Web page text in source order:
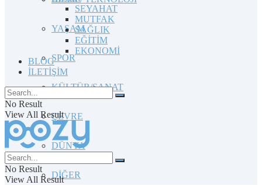
YAŞAM
SPOR
KÜLTÜR/SANAT
ÇEVRE
DÜNYA
DİĞER
SEYAHAT
MUTFAK
SAĞLIK
EĞİTİM
EKONOMİ
BLOG
İLETİŞİM
No Result
View All Result
No Result
View All Result